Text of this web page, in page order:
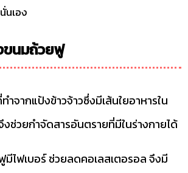
นเอง
ขนมถ้วยฟู
ำจากแป้งข้าวจ้าวซึ่งมีเส้นใยอาหารใน
งช่วยกำจัดสารอันตรายที่มีในร่างกายได้
ไฟเบอร์ ช่วยลดคอเลสเตอรอล จึงมี